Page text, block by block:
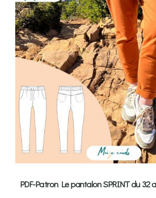
PDF-Patron Le pantalon SPRINT du 32